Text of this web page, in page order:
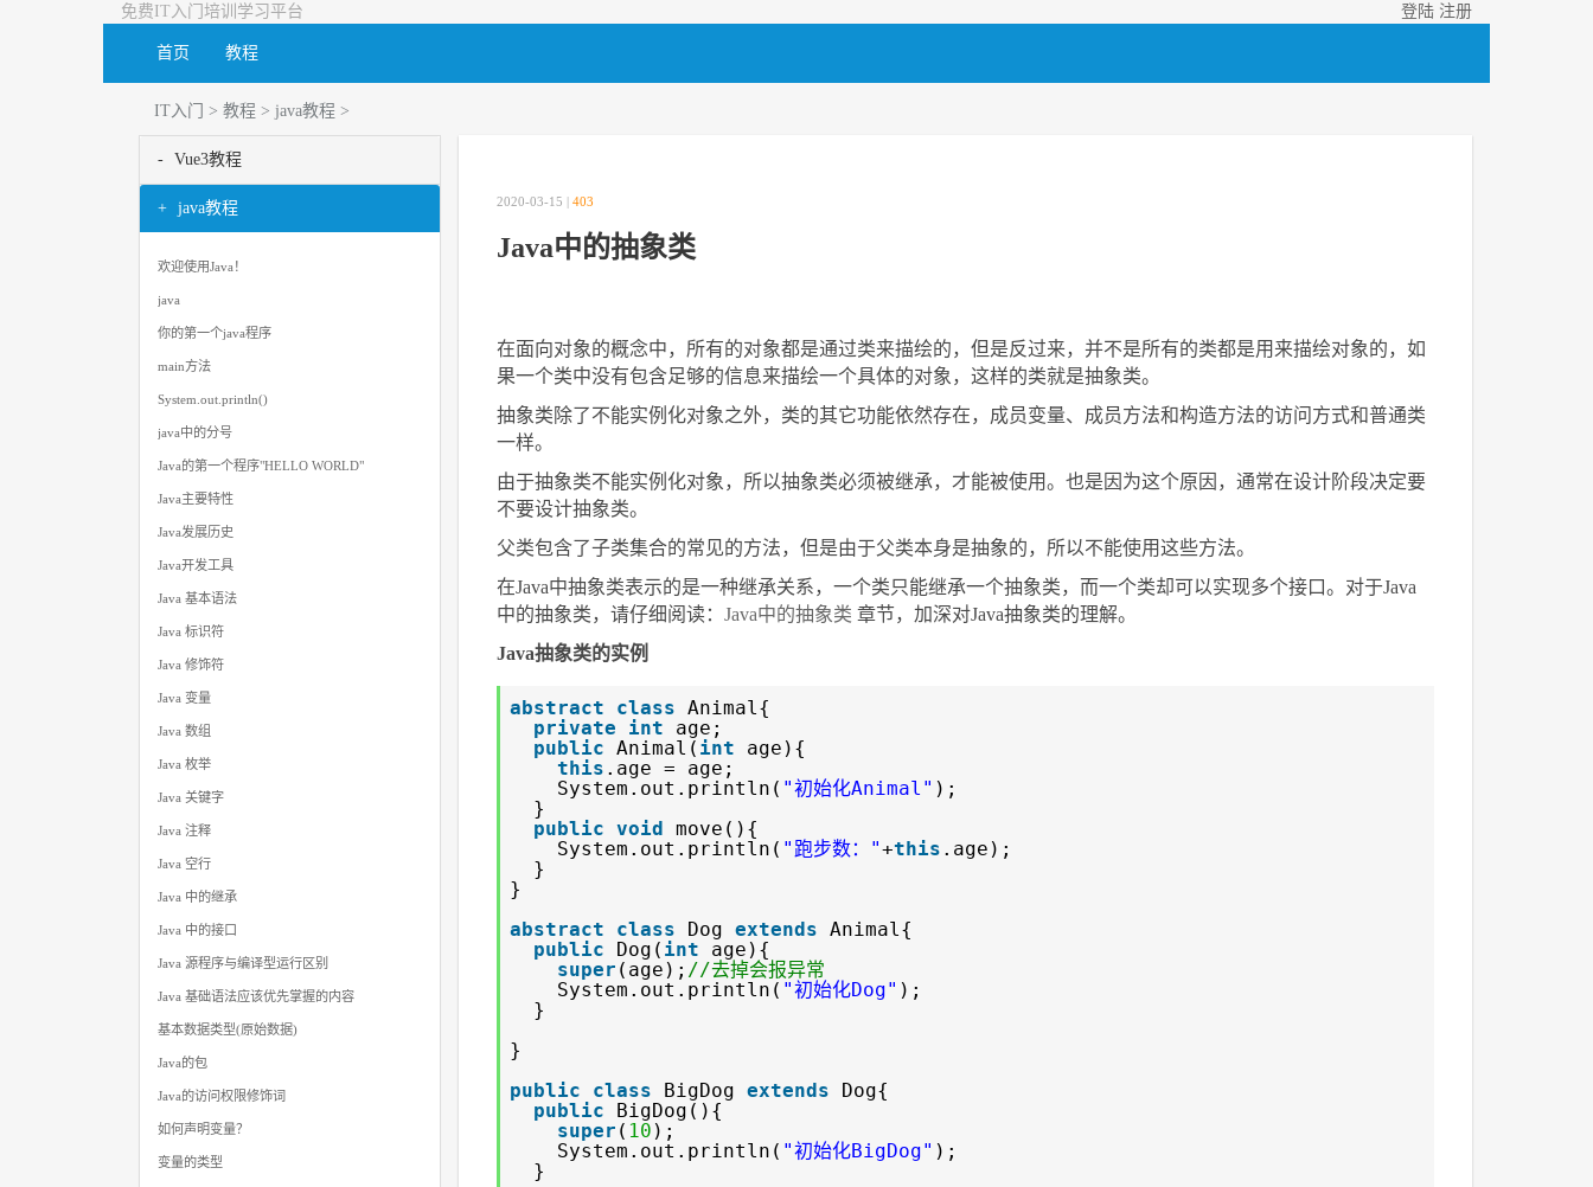
免费IT入门培训学习平台 登陆 注册
首页 教程
IT入门 > 教程 > java教程 >
2020-03-15 | 403
Java中的抽象类
在面向对象的概念中，所有的对象都是通过类来描绘的，但是反过来，并不是所有的类都是用来描绘对象的，如
果一个类中没有包含足够的信息来描绘一个具体的对象，这样的类就是抽象类。
抽象类除了不能实例化对象之外，类的其它功能依然存在，成员变量、成员方法和构造方法的访问方式和普通类
一样。
由于抽象类不能实例化对象，所以抽象类必须被继承，才能被使用。也是因为这个原因，通常在设计阶段决定要
不要设计抽象类。
父类包含了子类集合的常见的方法，但是由于父类本身是抽象的，所以不能使用这些方法。
在Java中抽象类表示的是一种继承关系，一个类只能继承一个抽象类，而一个类却可以实现多个接口。对于Java
中的抽象类，请仔细阅读： Java中的抽象类 章节，加深对Java抽象类的理解。
Java抽象类的实例
abstract class Animal{
private
int
age;
public Animal( int
age){
this .age = age;
System.out.println( "初始化Animal" );
}
public void move(){
System.out.println( "跑步数："+this .age);
}
}
abstract
class Dog extends Animal{
public
Dog( int
age){
super (age); //去掉会报异常
System.out.println( "初始化Dog" );
}
}
public
class BigDog extends
Dog{
public
BigDog(){
super ( 10 );
System.out.println( "初始化BigDog" );
}
Vue3教程
java教程
欢迎使用Java！
java
你的第一个java程序
main方法
System.out.println()
java中的分号
Java的第一个程序"HELLO WORLD"
Java主要特性
Java发展历史
Java开发工具
Java 基本语法
Java 标识符
Java 修饰符
Java 变量
Java 数组
Java 枚举
Java 关键字
Java 注释
Java 空行
Java 中的继承
Java 中的接口
Java 源程序与编译型运行区别
Java 基础语法应该优先掌握的内容
基本数据类型(原始数据)
Java的包
Java的访问权限修饰词
如何声明变量？
变量的类型